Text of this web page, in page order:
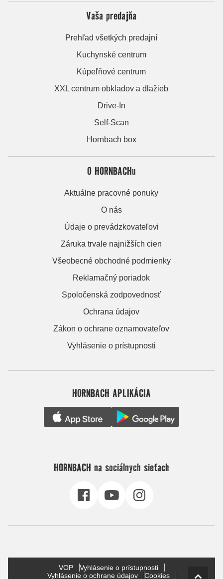
Vaša predajňa
Prehľad všetkých predajní
Kuchynské centrum
Kúpeľňové centrum
XXL centrum obkladov a dlažieb
Drive-In
Self-Scan
Hornbach box
O HORNBACHu
Aktuálne pracovné ponuky
O nás
Údaje o prevádzkovateľovi
Záruka trvale najnižších cien
Všeobecné obchodné podmienky
Reklamačný poriadok
Spoločenská zodpovednosť
Ochrana údajov
Zákon o ochrane oznamovateľov
Vyhlásenie o prístupnosti
HORNBACH APLIKÁCIA
HORNBACH na sociálnych sieťach
VOP
Vyhlásenie o prístupnosti
Vyhlásenie o ochrane údajov
Cookies